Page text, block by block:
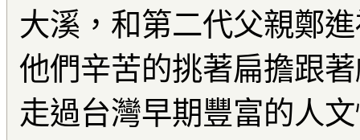
大溪，和第二代父親鄭
他們辛苦的挑著扁擔跟
走過台灣早期豐富的人